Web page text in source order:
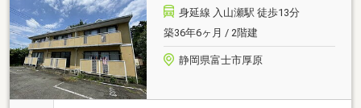
身延線 入山瀬駅 徒歩13分
築36年6ヶ月 / 2階建
静岡県富士市厚原